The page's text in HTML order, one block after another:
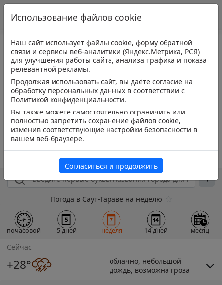
Погода в Саут-Тараве на неделю
почасовой 5 дней неделя 14 дней месяц
Сейчас
+28°
облачно, небольшой
дождь, возможна гроза
Использование файлов cookie
Наш сайт использует файлы cookie, форму обратной
связи и сервисы веб-аналитики (Яндекс.Метрика, РСЯ)
для улучшения работы сайта, анализа трафика и показа
релевантной рекламы.
Продолжая использовать сайт, вы даёте согласие на
обработку персональных данных в соответствии с
Политикой конфиденциальности.
Вы также можете самостоятельно ограничить или
полностью запретить сохранение файлов cookie,
изменив соответствующие настройки безопасности в
вашем веб-браузере.
Согласиться и продолжить